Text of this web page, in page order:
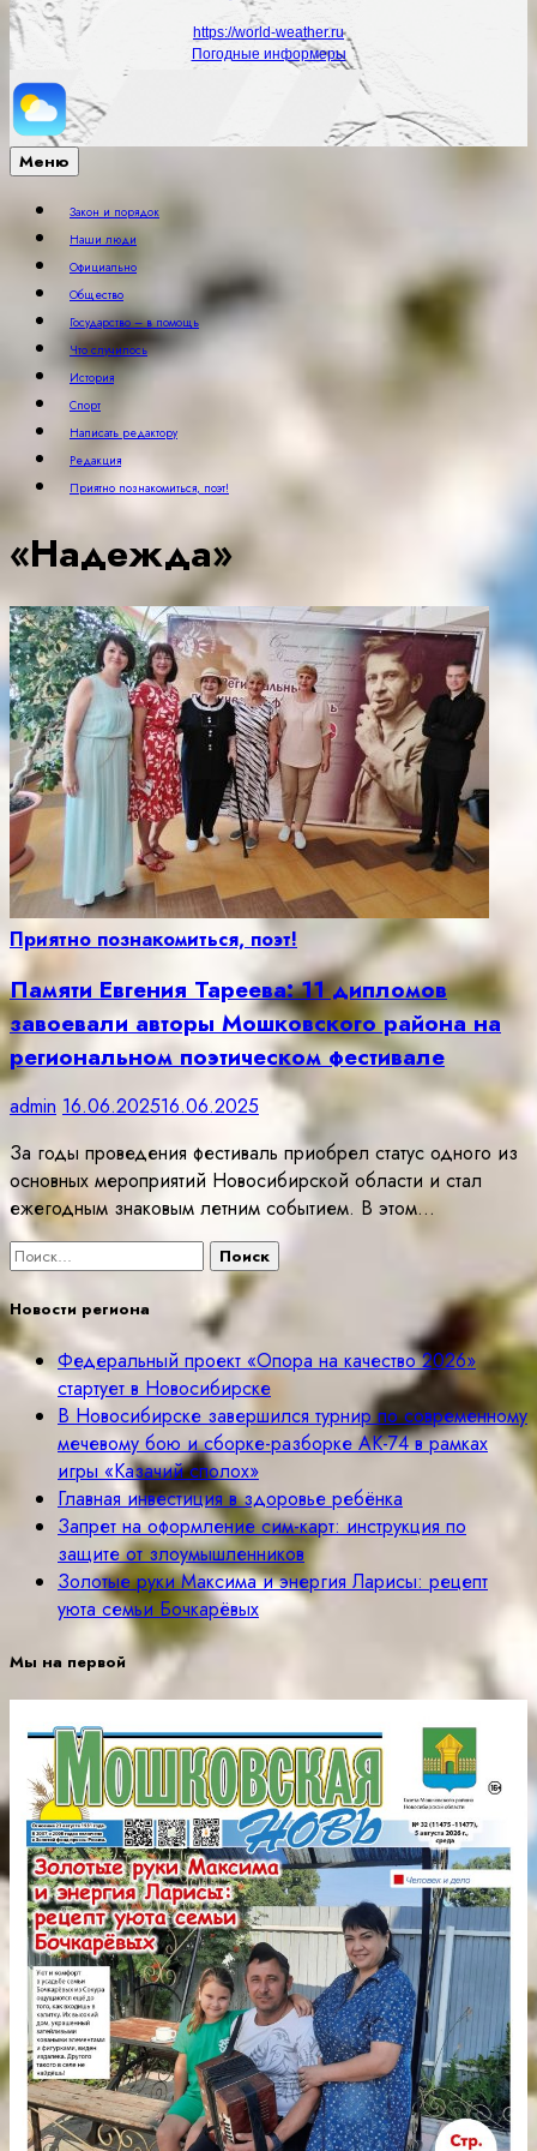
https://world-weather.ru
Погодные информеры
Меню
Закон и порядок
Наши люди
Официально
Общество
Государство – в помощь
Что случилось
История
Спорт
Написать редактору
Редакция
Приятно познакомиться, поэт!
«Надежда»
Приятно познакомиться, поэт!
Памяти Евгения Тареева: 11 дипломов
завоевали авторы Мошковского района на
региональном поэтическом фестивале
admin 16.06.202516.06.2025
За годы проведения фестиваль приобрел статус одного из
основных мероприятий Новосибирской области и стал
ежегодным знаковым летним событием. В этом…
Найти:
Новости региона
Федеральный проект «Опора на качество 2026»
стартует в Новосибирске
В Новосибирске завершился турнир по современному
мечевому бою и сборке-разборке АК-74 в рамках
игры «Казачий сполох»
Главная инвестиция в здоровье ребёнка
Запрет на оформление сим-карт: инструкция по
защите от злоумышленников
Золотые руки Максима и энергия Ларисы: рецепт
уюта семьи Бочкарёвых
Мы на первой